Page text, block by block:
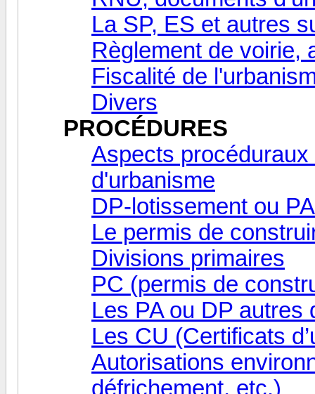
La SP, ES et autres
Règlement de voirie,
Fiscalité de
Divers
PROCÉDURES
Aspects
d'urbanisme
DP-lotissement ou
Le permis de
Divisions primaires
PC (permis de
Les PA ou DP autres
Les CU (Certificats
Autorisations
défrichement, etc.)